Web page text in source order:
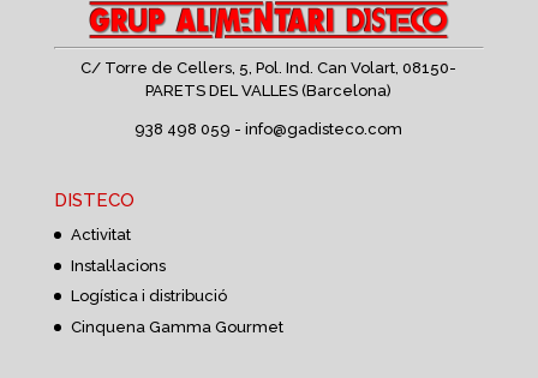
C/ Torre de Cellers, 5, Pol. Ind. Can Volart,08150-
PARETS DEL VALLES (Barcelona)
938 498 059 -info@gadisteco.com
DISTECO
Activitat
Instal·lacions
Logística i distribució
Cinquena Gamma Gourmet